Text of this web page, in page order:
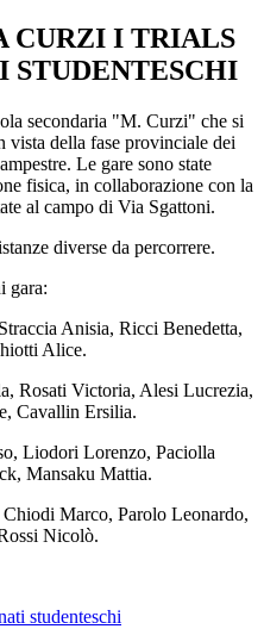
CURZI I TRIALS
STUDENTESCHI
secondaria "M. Curzi" che si
vista della fase provinciale dei
Le gare sono state
fisica, in collaborazione con la
al campo di Via Sgattoni.
diverse da percorrere.
gara:
Anisia, Ricci Benedetta,
Alice.
Rosati Victoria, Alesi Lucrezia,
Cavallin Ersilia.
Liodori Lorenzo, Paciolla
Mansaku Mattia.
Marco, Parolo Leonardo,
Nicolò.
studenteschi